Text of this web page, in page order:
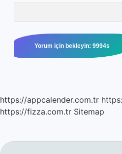
https://appcalender.com.tr
https://fizza.com.tr Sitemap